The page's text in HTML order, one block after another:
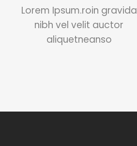
Lorem Ipsum.roin gravida
nibh vel velit auctor
aliquetneanso